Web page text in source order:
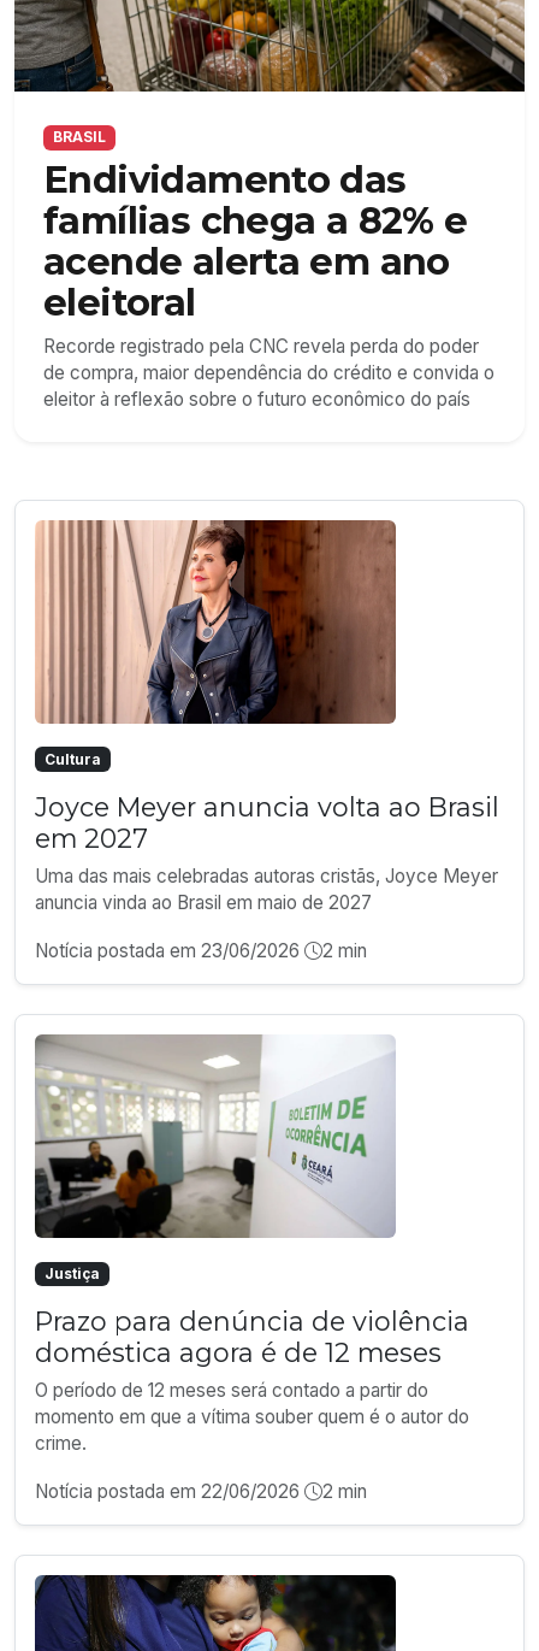
BRASIL
Endividamento das
famílias chega a 82% e
acende alerta em ano
eleitoral
Recorde registrado pela CNC revela perda do poder
de compra, maior dependência do crédito e convida o
eleitor à reflexão sobre o futuro econômico do país
Cultura
Joyce Meyer anuncia volta ao Brasil
em 2027
Uma das mais celebradas autoras cristãs, Joyce Meyer
anuncia vinda ao Brasil em maio de 2027
Notícia postada em 23/06/2026 2 min
Justiça
Prazo para denúncia de violência
doméstica agora é de 12 meses
O período de 12 meses será contado a partir do
momento em que a vítima souber quem é o autor do
crime.
Notícia postada em 22/06/2026 2 min